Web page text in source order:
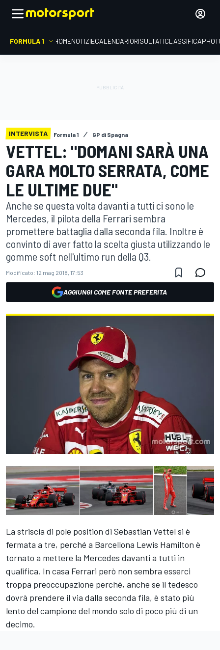
FORMULA 1 HOMENOTIZIECALENDARIORISULTATICLASSIFICA
INTERVISTA Formula 1 GP di Spagna
VETTEL: "DOMANI SARÀ UNA
GARA MOLTO SERRATA, COME
LE ULTIME DUE"
Anche se questa volta davanti a tutti ci sono le
Mercedes, il pilota della Ferrari sembra
promettere battaglia dalla seconda fila. Inoltre è
convinto di aver fatto la scelta giusta utilizzando le
gomme soft nell'ultimo run della Q3.
Modificato: 12 mag 2018, 17:53
AGGIUNGI COME FONTE PREFERITA
La striscia di pole position di Sebastian Vettel si è
fermata a tre, perché a Barcellona Lewis Hamilton è
tornato a mettere la Mercedes davanti a tutti in
qualifica. In casa Ferrari però non sembra esserci
troppa preoccupazione perché, anche se il tedesco
dovrà prendere il via dalla seconda fila, è stato più
lento del campione del mondo solo di poco più di un
decimo.